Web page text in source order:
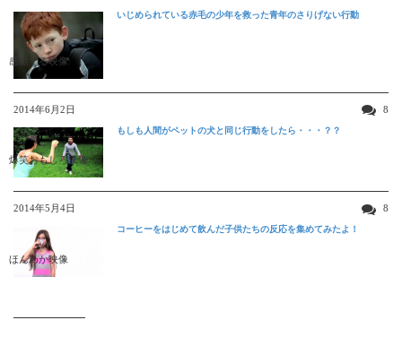
感動する映像
いじめられている赤毛の少年を救った青年のさりげない行動
2014年6月2日 8
爆笑おもしろ映像
もしも人間がペットの犬と同じ行動をしたら・・・？？
2014年5月4日 8
ほんわか映像
コーヒーをはじめて飲んだ子供たちの反応を集めてみたよ！